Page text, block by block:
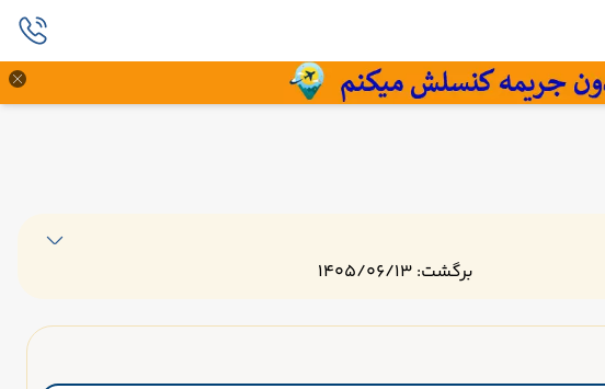
برگشت: 1405/06/13